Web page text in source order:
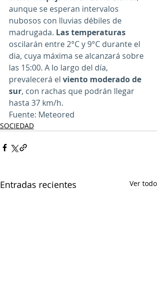
aunque se esperan intervalos
nubosos con lluvias débiles de
madrugada. Las temperaturas
oscilarán entre 2°C y 9°C durante el
dia, cuya máxima se alcanzará sobre
las 15:00. A lo largo del día,
prevalecerá el viento moderado de
sur, con rachas que podrán llegar
hasta 37 km/h.
Fuente: Meteored
SOCIEDAD
Entradas recientes Ver todo